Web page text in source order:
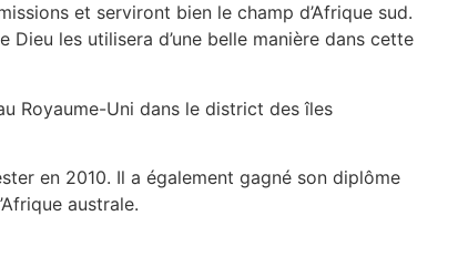
et serviront bien le champ d’Afrique sud.
les utilisera d’une belle manière dans cette
Royaume-Uni dans le district des îles
en 2010. Il a également gagné son diplôme
australe.